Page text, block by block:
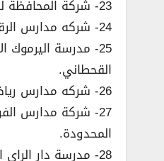
23- شركة المحافظة للتعليم.
24- شركه مدارس الرقي الاهليه.
25- مدرسة
القحطاني.
26- شركه مدارس رياض نجد الاهليه.
27- شركة مدارس
المحدودة.
28- مدرسة دار الراي الابتدائية للبنين.